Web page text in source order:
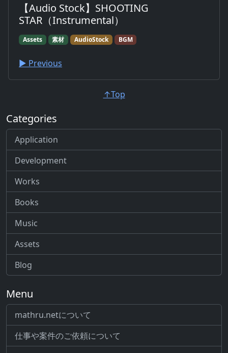
【Audio Stock】SHOOTING
STAR（Instrumental）
Assets 素材 AudioStock BGM
▶︎ Previous
↑Top
Categories
Application
Development
Works
Books
Music
Assets
Blog
Menu
mathru.netについて
仕事や案件のご依頼について